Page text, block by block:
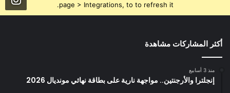
page > Integrations, to to refresh it.
أكثر المشاركات مشاهدة
منذ 3 أسابيع
إنجلترا والأرجنتين.. مواجهة نارية على بطاقة نهائي مونديال 2026